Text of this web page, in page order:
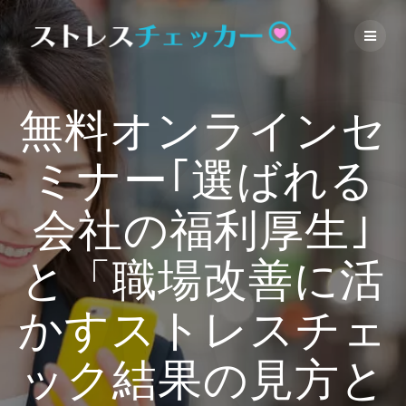
to
content
無料オンラインセ
ミナー｢選ばれる
会社の福利厚生｣
と「職場改善に活
かすストレスチェ
ック結果の見方と